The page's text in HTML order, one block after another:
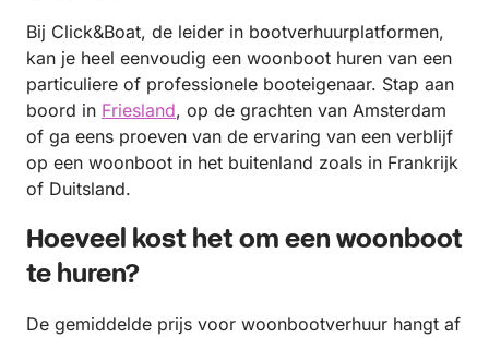
Bij Click&Boat, de leider in bootverhuurplatformen,
kan je heel eenvoudig een woonboot huren van een
particuliere of professionele booteigenaar. Stap aan
boord in Friesland, op de grachten van Amsterdam
of ga eens proeven van de ervaring van een verblijf
op een woonboot in het buitenland zoals in Frankrijk
of Duitsland.
Hoeveel kost het om een woonboot
te huren?
De gemiddelde prijs voor woonbootverhuur hangt af